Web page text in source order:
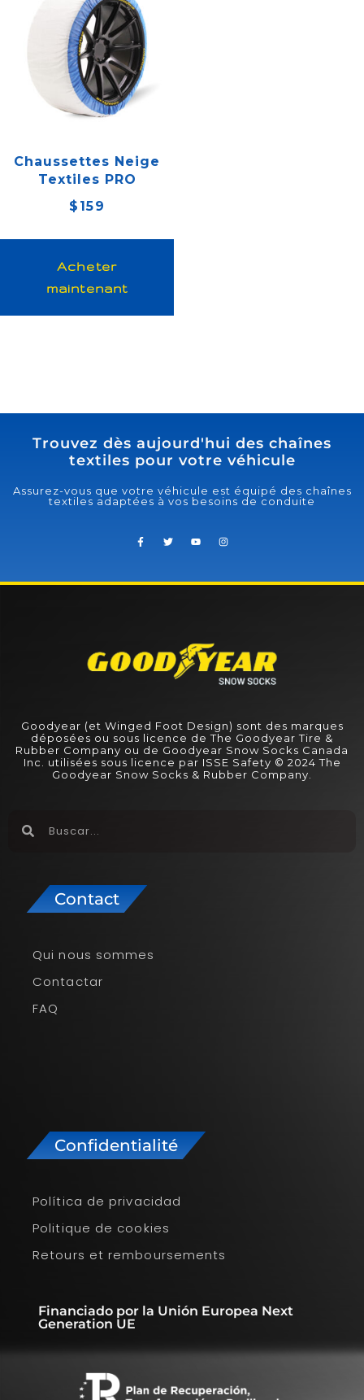
Chaussettes Neige
Textiles PRO
$ 159
Acheter
maintenant
Trouvez dès aujourd'hui des chaînes
textiles pour votre véhicule
Assurez-vous que votre véhicule est équipé des chaînes
textiles adaptées à vos besoins de conduite
Goodyear (et Winged Foot Design) sont des marques
déposées ou sous licence de The Goodyear Tire &
Rubber Company ou de Goodyear Snow Socks Canada
Inc. utilisées sous licence par ISSE Safety © 2024 The
Goodyear Snow Socks & Rubber Company.
Contact
Qui nous sommes
Contactar
FAQ
Confidentialité
Política de privacidad
Politique de cookies
Retours et remboursements
Financiado por la Unión Europea Next
Generation UE